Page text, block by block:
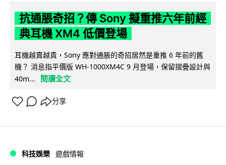
抗通脹奇招？傳 Sony 擬重推六年前經
典耳機 XM4 低價登場
耳機越賣越貴，Sony 應對通脹的奇招居然是重推 6 年前的舊
機？ 消息指平價版 WH-1000XM4C 9 月登場，保留摺疊設計與
40m...
閱讀全文
分享
科技娛樂 遊戲情報